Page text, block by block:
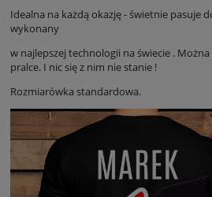
Idealna na każdą okazję - świetnie pasuje
wykonany
w najlepszej technologii na świecie .
pralce. I nic się z nim nie stanie !
Rozmiarówka standardowa.